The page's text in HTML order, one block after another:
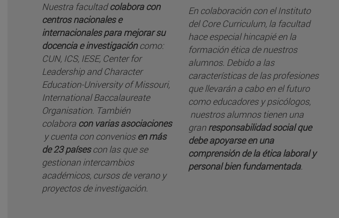
Nuestra facultadcolabora con
centros nacionales e
internacionales para mejorar su
docencia e investigacióncomo:
CUN, ICS, IESE, Center for
Leadership and Character
Education-University of Missouri,
International Baccalaureate
Organisation. También
colabora con varias asociaciones
y cuenta con conveniosen más
de 23 paísescon las que se
gestionan intercambios
académicos, cursos de verano y
proyectos de investigación.
En colaboración con el Instituto
del Core Curriculum, la facultad
hace especial hincapié en la
formación ética de nuestros
alumnos. Debido a las
características de las profesiones
que llevarán a cabo en el futuro
como educadores y psicólogos,
nuestros alumnos tienen una
granresponsabilidad social que
debe apoyarse en una
comprensión de la ética laboral y
personal bien fundamentada.